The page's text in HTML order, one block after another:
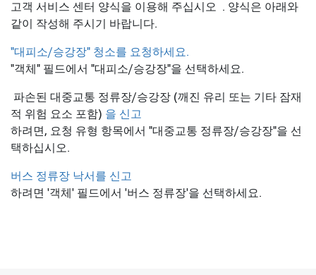
고객 서비스 센터 양식을 이용해 주십시오 . 양식은 아래와
같이 작성해 주시기 바랍니다.
"대피소/승강장" 청소를 요청하세요.
"객체" 필드에서 "대피소/승강장"을 선택하세요.
파손된 대중교통 정류장/승강장 (깨진 유리 또는 기타 잠재
적 위험 요소 포함) 을 신고
하려면, 요청 유형 항목에서 "대중교통 정류장/승강장"을 선
택하십시오.
버스 정류장 낙서를 신고
하려면 '객체' 필드에서 '버스 정류장'을 선택하세요.